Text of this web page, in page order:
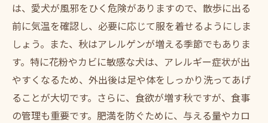
は、愛犬が風邪をひく危険がありますので、散歩に出る
前に気温を確認し、必要に応じて服を着せるようにしま
しょう。また、秋はアレルゲンが増える季節でもありま
す。特に花粉やカビに敏感な犬は、アレルギー症状が出
やすくなるため、外出後は足や体をしっかり洗ってあげ
ることが大切です。さらに、食欲が増す秋ですが、食事
の管理も重要です。肥満を防ぐために、与える量やカロ